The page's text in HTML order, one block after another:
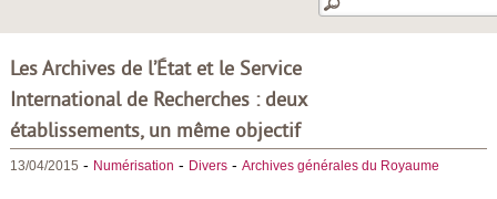
Les Archives de l’État et le Service
International de Recherches : deux
établissements, un même objectif
13/04/2015 - Numérisation - Divers- Archives générales du Royaume